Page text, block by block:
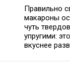
Правильно
макароны
чуть
упругими:
вкуснее